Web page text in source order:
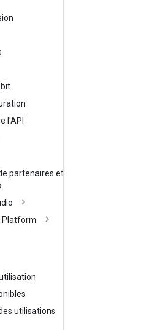
l'API
partenaires et de
Platform
utilisations